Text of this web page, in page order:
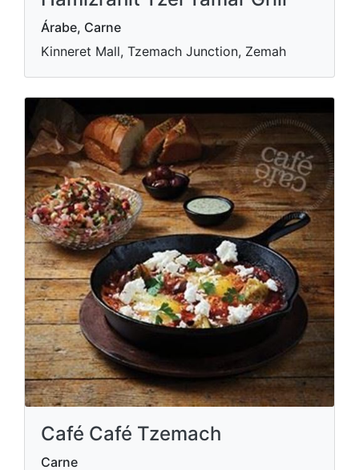
Árabe, Carne
Kinneret Mall, Tzemach Junction, Zemah
Café Café Tzemach
Carne